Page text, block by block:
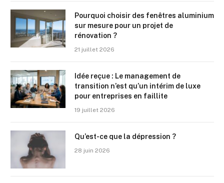
Pourquoi choisir des fenêtres aluminium
sur mesure pour un projet de
rénovation ?
21 juillet 2026
Idée reçue : Le management de
transition n’est qu’un intérim de luxe
pour entreprises en faillite
19 juillet 2026
Qu’est-ce que la dépression ?
28 juin 2026